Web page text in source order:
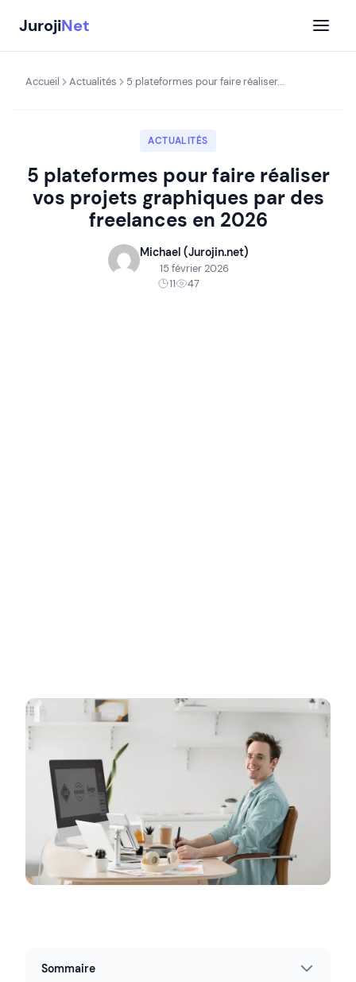
contenu
JurojiNet
Accueil Actualités 5 plateformes pour faire réaliser...
ACTUALITÉS
5 plateformes pour faire réaliser
vos projets graphiques par des
freelances en 2026
Michael (Jurojin.net)
15 février 2026
11
47
Sommaire